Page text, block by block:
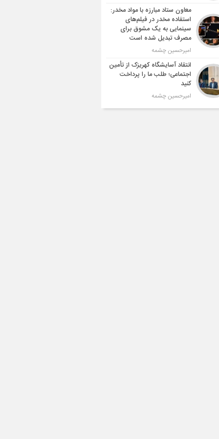
معاون ستاد مبارزه با مواد مخدر:
استفاده مخدر در فیلم‌های
سینمایی به یک مشوق برای
مصرف تبدیل شده است
امیرحسین چشمه
انتقاد آسایشگاه کهریزک از تأمین
اجتماعی؛ طلب ما را پرداخت
کنید
امیرحسین چشمه